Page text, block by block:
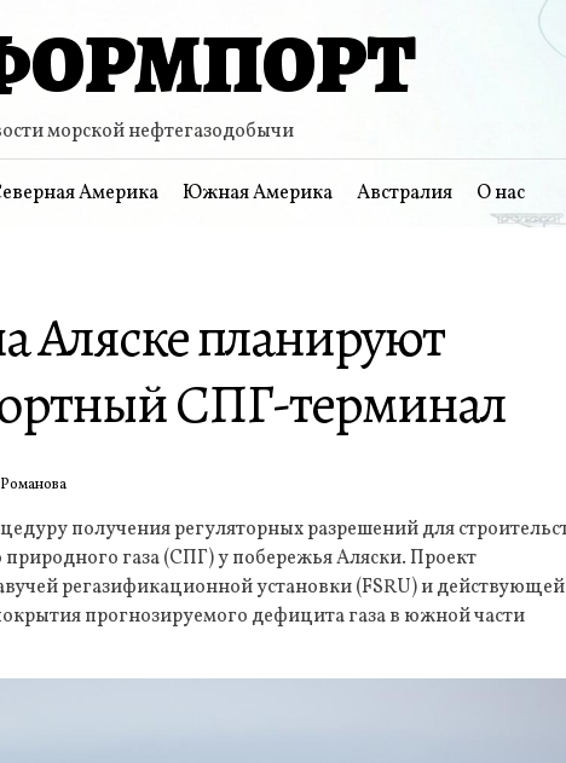
морской нефтегазодобычи
Америка Южная Америка Австралия О нас
Аляске планируют
СПГ-терминал
получения регуляторных разрешений для
газа (СПГ) у побережья Аляски. Проект
регазификационной установки (FSRU) и действующей
прогнозируемого дефицита газа в южной части